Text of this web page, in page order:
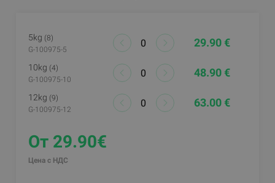
5kg (8)
G-100975-5
29.90 €
10kg (4)
G-100975-10
48.90 €
12kg (9)
G-100975-12
63.00 €
От 29.90€
Цена с НДС